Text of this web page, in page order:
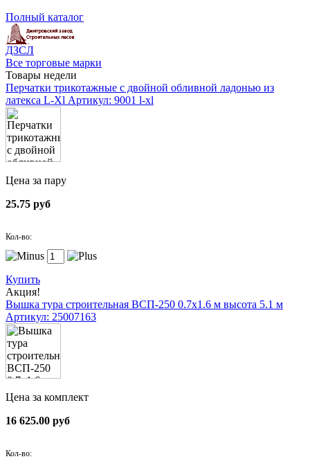
Полный каталог
ДЗСЛ
Все торговые марки
Товары недели
Перчатки трикотажные с двойной обливной ладонью из
латекса L-Xl Артикул: 9001 l-xl
Цена за пару
25.75 руб
Кол-во:
Купить
Акция!
Вышка тура строительная ВСП-250 0.7х1.6 м высота 5.1 м
Артикул: 25007163
Цена за комплект
16 625.00 руб
Кол-во: